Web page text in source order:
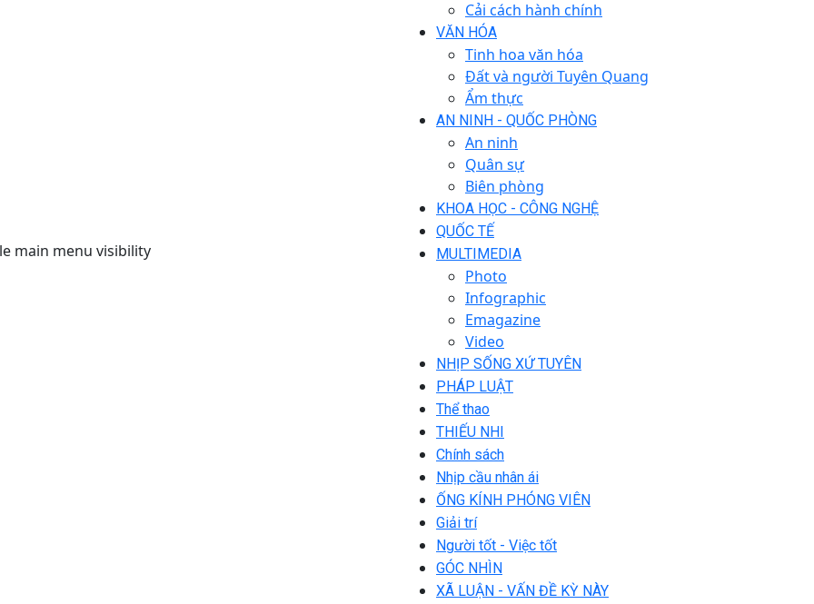
main menu visibility
Cải cách hành chính
VĂN HÓA
Tinh hoa văn hóa
Đất và người Tuyên Quang
Ẩm thực
AN NINH - QUỐC PHÒNG
An ninh
Quân sự
Biên phòng
KHOA HỌC - CÔNG NGHỆ
QUỐC TẾ
MULTIMEDIA
Photo
Infographic
Emagazine
Video
NHỊP SỐNG XỨ TUYÊN
PHÁP LUẬT
Thể thao
THIẾU NHI
Chính sách
Nhịp cầu nhân ái
ỐNG KÍNH PHÓNG VIÊN
Giải trí
Người tốt - Việc tốt
GÓC NHÌN
XÃ LUẬN - VẤN ĐỀ KỲ NÀY